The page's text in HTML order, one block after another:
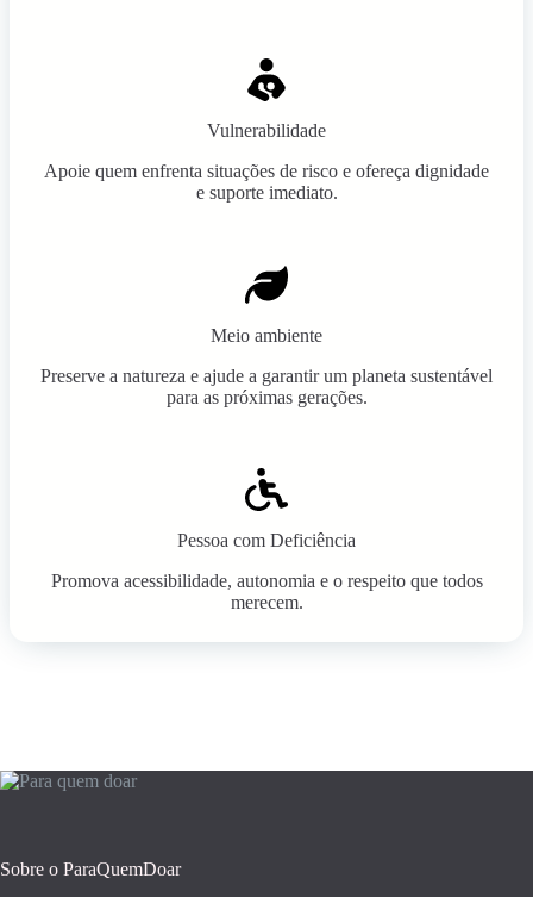
Vulnerabilidade
Apoie quem enfrenta situações de risco e ofereça dignidade
e suporte imediato.
Meio ambiente
Preserve a natureza e ajude a garantir um planeta sustentável
para as próximas gerações.
Pessoa com Deficiência
Promova acessibilidade, autonomia e o respeito que todos
merecem.
Sobre o ParaQuemDoar